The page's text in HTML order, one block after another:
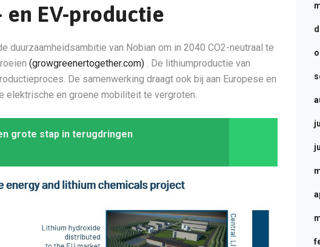
EV-productie
duurzaamheidsambitie van Nobian om in 2040 CO2-neutraal te
(growgreenertogether.com) . De lithiumproductie van
De samenwerking draagt ook bij aan Europese en
elektrische en groene mobiliteit te vergroten.
grote stap in terugdringen